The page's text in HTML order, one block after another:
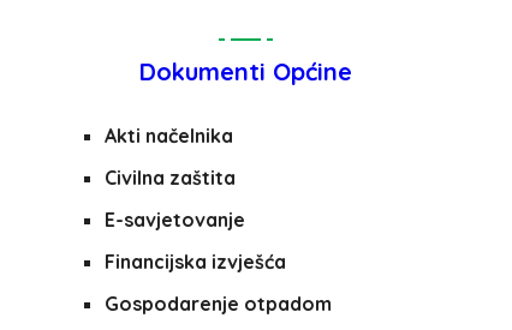
Dokumenti Općine
Akti načelnika
Civilna zaštita
E-savjetovanje
Financijska izvješća
Gospodarenje otpadom